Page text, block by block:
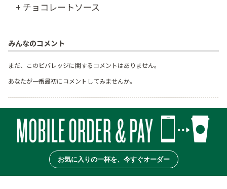
+ チョコレートソース
みんなのコメント
まだ、このビバレッジに関するコメントはありません。
あなたが一番最初にコメントしてみませんか。
お気に入りの一杯を、今すぐオーダー